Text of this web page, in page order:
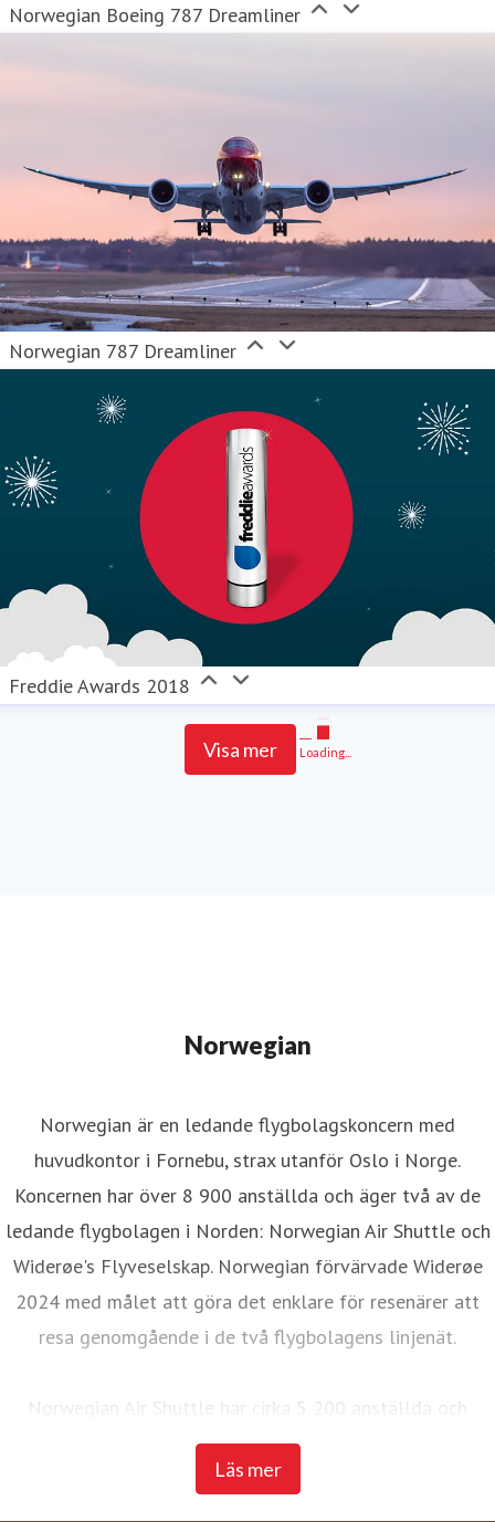
Norwegian Boeing 787 Dreamliner
Norwegian 787 Dreamliner
Freddie Awards 2018
Visa mer Loading...
Norwegian
Läs mer
Norwegian är en ledande flygbolagskoncern med
huvudkontor i Fornebu, strax utanför Oslo i Norge.
Koncernen har över 8 900 anställda och äger två av de
ledande flygbolagen i Norden: Norwegian Air Shuttle och
Widerøe's Flyveselskap. Norwegian förvärvade Widerøe
2024 med målet att göra det enklare för resenärer att
resa genomgående i de två flygbolagens linjenät.
Norwegian Air Shuttle har cirka 5 200 anställda och
erbjuder ett omfattande linjenät som binder samman de
nordiska länderna med ett brett utbud av destinationer i